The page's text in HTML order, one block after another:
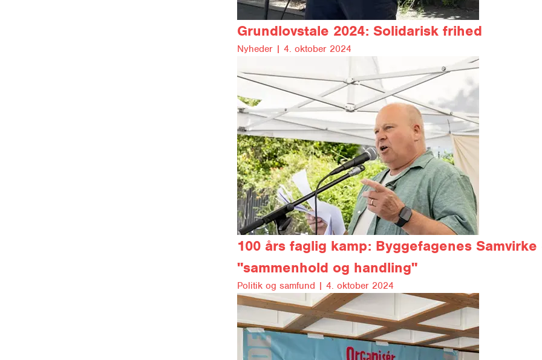
Grundlovstale 2024: Solidarisk frihed
Nyheder | 4. oktober 2024
100 års faglig kamp: Byggefagenes Samvirke
"sammenhold og handling"
Politik og samfund | 4. oktober 2024